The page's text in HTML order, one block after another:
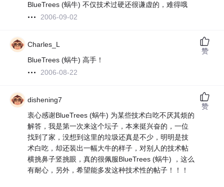
BlueTrees (蜗牛) 不仅技术过硬还很谦虚的，难得哦
2006-09-02
Charles_L
BlueTrees (蜗牛) 高手！
2006-08-22
赞
dishening7
衷心感谢BlueTrees (蜗牛) 为某些技术白吃不厌其烦的
解答，我是第一次来这个坛子，本来挺兴奋的，一位
找到了家，没想到这里的垃圾还真是不少，明明是技
术白吃，却还装出一幅大牛的样子，对别人的技术帖
横挑鼻子竖挑眼，真的很佩服BlueTrees (蜗牛) ，这么
有耐心，另外，希望能多发这种技术性的帖子！！！
赞